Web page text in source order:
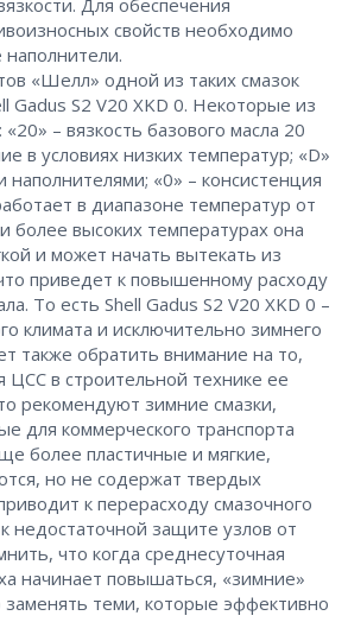
Для обеспечения
свойств необходимо
«Шелл» одной из таких смазок
Gadus S2 V20 XKD 0. Некоторые из
– вязкость базового масла 20
в условиях низких температур; «D»
наполнителями; «0» – консистенция
в диапазоне температур от
более высоких температурах она
и может начать вытекать из
приведет к повышенному расходу
То есть Shell Gadus S2 V20 XKD 0 –
климата и исключительно зимнего
также обратить внимание на то,
ЦСС в строительной технике ее
рекомендуют зимние смазки,
для коммерческого транспорта
более пластичные и мягкие,
но не содержат твердых
к перерасходу смазочного
недостаточной защите узлов от
что когда среднесуточная
начинает повышаться, «зимние»
теми, которые эффективно